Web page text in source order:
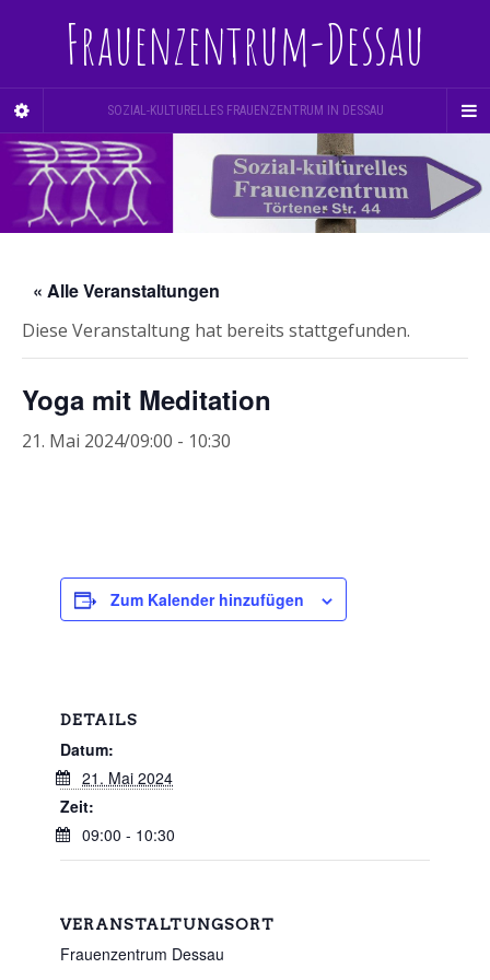
Frauenzentrum-Dessau
SOZIAL-KULTURELLES FRAUENZENTRUM IN DESSAU
« Alle Veranstaltungen
Diese Veranstaltung hat bereits stattgefunden.
Yoga mit Meditation
21. Mai 2024/09:00 - 10:30
Zum Kalender hinzufügen
DETAILS
Datum:
21. Mai 2024
Zeit:
09:00 - 10:30
VERANSTALTUNGSORT
Frauenzentrum Dessau